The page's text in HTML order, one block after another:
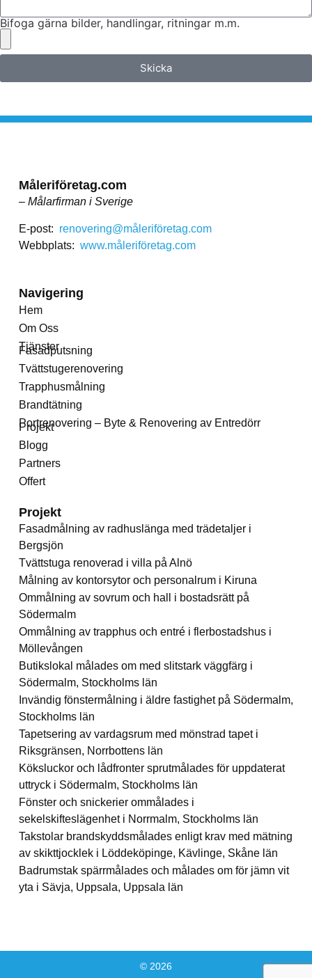
Bifoga gärna bilder, handlingar, ritningar m.m.
Skicka
Måleriföretag.com
– Målarfirman i Sverige
E-post: renovering@måleriföretag.com
Webbplats: www.måleriföretag.com
Navigering
Hem
Om Oss
Tjänster
Fasadputsning
Tvättstugerenovering
Trapphusmålning
Brandtätning
Portrenovering – Byte & Renovering av Entredörr
Projekt
Blogg
Partners
Offert
Projekt
Fasadmålning av radhuslänga med trädetaljer i
Bergsjön
Tvättstuga renoverad i villa på Alnö
Målning av kontorsytor och personalrum i Kiruna
Ommålning av sovrum och hall i bostadsrätt på
Södermalm
Ommålning av trapphus och entré i flerbostadshus i
Möllevången
Butikslokal målades om med slitstark väggfärg i
Södermalm, Stockholms län
Invändig fönstermålning i äldre fastighet på Södermalm,
Stockholms län
Tapetsering av vardagsrum med mönstrad tapet i
Riksgränsen, Norrbottens län
Köksluckor och lådfronter sprutmålades för uppdaterat
uttryck i Södermalm, Stockholms län
Fönster och snickerier ommålades i
sekelskifteslägenhet i Norrmalm, Stockholms län
Takstolar brandskyddsmålades enligt krav med mätning
av skikttjocklek i Löddeköpinge, Kävlinge, Skåne län
Badrumstak spärrmålades och målades om för jämn vit
yta i Sävja, Uppsala, Uppsala län
© 2026